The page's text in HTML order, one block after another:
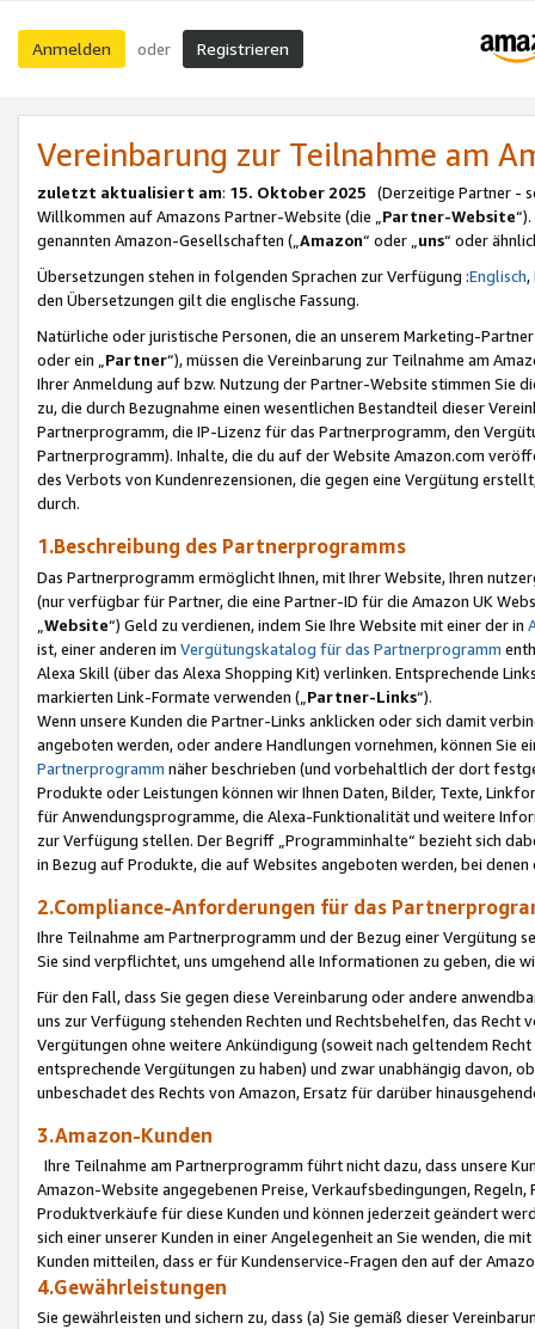
Anmelden oder Registrieren
Vereinbarung zur Teilnahme am
zuletzt aktualisiert am: 15. Oktober 2025 (Derzeitige Partner -
Willkommen auf Amazons Partner-Website (die „Partner-Website
genannten Amazon-Gesellschaften („Amazon“ oder „uns“ oder
Übersetzungen stehen in folgenden Sprachen zur Verfügung :Englisch,
den Übersetzungen gilt die englische Fassung.
Natürliche oder juristische Personen, die an unserem Marketing-
oder ein „Partner“), müssen die Vereinbarung zur Teilnahme am
Ihrer Anmeldung auf bzw. Nutzung der Partner-Website stimmen Sie
zu, die durch Bezugnahme einen wesentlichen Bestandteil dieser
Partnerprogramm, die IP-Lizenz für das Partnerprogramm, den
Partnerprogramm). Inhalte, die du auf der Website Amazon.com
des Verbots von Kundenrezensionen, die gegen eine Vergütung
durch.
1.Beschreibung des Partnerprogramms
Das Partnerprogramm ermöglicht Ihnen, mit Ihrer Website, Ihren
(nur verfügbar für Partner, die eine Partner-ID für die Amazon UK
Website“) Geld zu verdienen, indem Sie Ihre Website mit einer der in
ist, einer anderen im Vergütungskatalog für das Partnerprogramm
Alexa Skill (über das Alexa Shopping Kit) verlinken. Entsprechende
markierten Link-Formate verwenden („ Partner-Links“).
Wenn unsere Kunden die Partner-Links anklicken oder sich damit
angeboten werden, oder andere Handlungen vornehmen, können Sie
Partnerprogramm näher beschrieben (und vorbehaltlich der dort
Produkte oder Leistungen können wir Ihnen Daten, Bilder, Texte,
für Anwendungsprogramme, die Alexa-Funktionalität und weitere
zur Verfügung stellen. Der Begriff „Programminhalte“ bezieht sich
in Bezug auf Produkte, die auf Websites angeboten werden, bei
2.Compliance-Anforderungen für das
Ihre Teilnahme am Partnerprogramm und der Bezug einer Vergütung
Sie sind verpflichtet, uns umgehend alle Informationen zu geben, die
Für den Fall, dass Sie gegen diese Vereinbarung oder andere
uns zur Verfügung stehenden Rechten und Rechtsbehelfen, das
Vergütungen ohne weitere Ankündigung (soweit nach geltendem
entsprechende Vergütungen zu haben) und zwar unabhängig davon,
unbeschadet des Rechts von Amazon, Ersatz für darüber
3.Amazon-Kunden
Ihre Teilnahme am Partnerprogramm führt nicht dazu, dass unsere
Amazon-Website angegebenen Preise, Verkaufsbedingungen,
Produktverkäufe für diese Kunden und können jederzeit geändert
sich einer unserer Kunden in einer Angelegenheit an Sie wenden, die
Kunden mitteilen, dass er für Kundenservice-Fragen den auf der
4.Gewährleistungen
Sie gewährleisten und sichern zu, dass (a) Sie gemäß dieser